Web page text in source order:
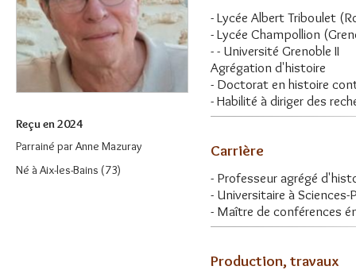
Reçu en 2024
Parrainé parAnne Mazuray
Né à Aix-les-Bains (73)
- Lycée Albert Triboulet
- Lycée Champollion
- - Université Grenoble II
Agrégation d'histoire
- Doctorat en histoire
- Habilité à diriger des
Carrière
- Professeur agrégé
- Universitaire à
- Maître de conférences
Production, travaux